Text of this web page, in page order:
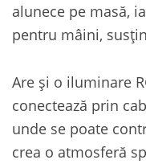
alunece pe masă,
pentru mâini,
Are și o iluminare
conectează prin
unde se poate
crea o atmosferă